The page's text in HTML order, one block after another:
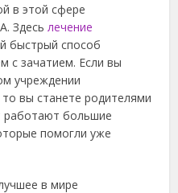
в этой сфере
Здесьлечение
быстрый способ
с зачатием. Если вы
учреждении
вы станете родителями
работают большие
помогли уже
в мире